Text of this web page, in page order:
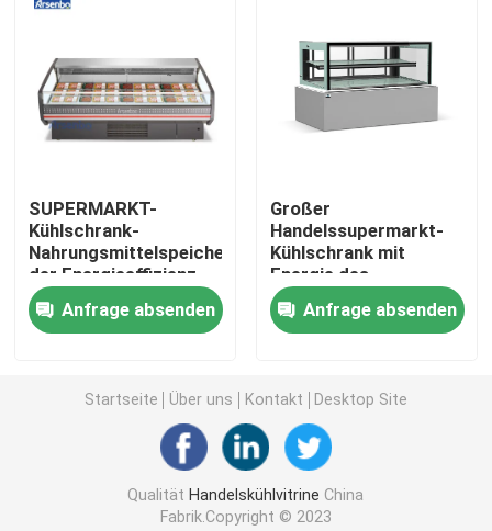
Wein-kühlerer Kühlschrank
Offener Kühler Multideck
Supermarkt-Anzeigen-Gefrierschrank
Eiscreme-Anzeigengefrierschrank
Feinkostgeschäft zeigt Kühlvorrichtung an
SUPERMARKT-
Kühlschrank-
Nahrungsmittelspeicher
der Energieeffizienz-
R22 Handels
Anfrage absenden
Großer
Handelssupermarkt-
Kühlschrank mit
Energie des
Verschluss-150W
Anfrage absenden
Startseite Über uns Kontakt Desktop Site
Qualität Handelskühlvitrine China
Fabrik.Copyright © 2023